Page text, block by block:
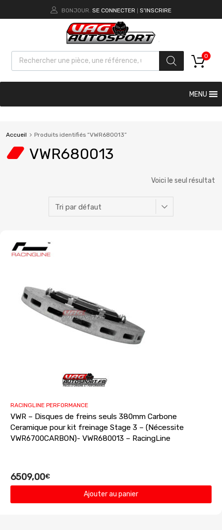
BONJOUR. SE CONNECTER S'INSCRIRE
0
MENU
Accueil Produits identifiés “VWR680013”
VWR680013
Voici le seul résultat
RACINGLINE PERFORMANCE
VWR – Disques de freins seuls 380mm Carbone
Ceramique pour kit freinage Stage 3 – (Nécessite
VWR6700CARBON)- VWR680013 – RacingLine
6509,00€
Ajouter au panier